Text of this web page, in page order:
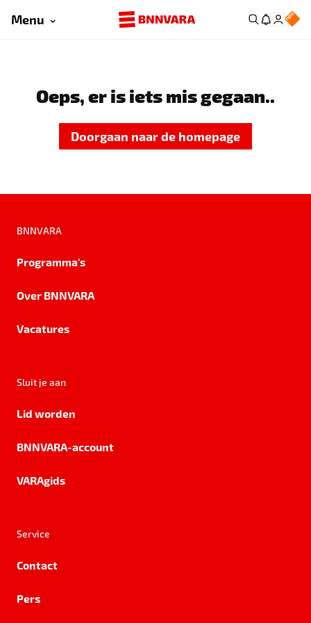
Menu
Oeps, er is iets mis gegaan..
Doorgaan naar de homepage
BNNVARA
Programma's
Over BNNVARA
Vacatures
Sluit je aan
Lid worden
BNNVARA-account
VARAgids
Service
Contact
Pers